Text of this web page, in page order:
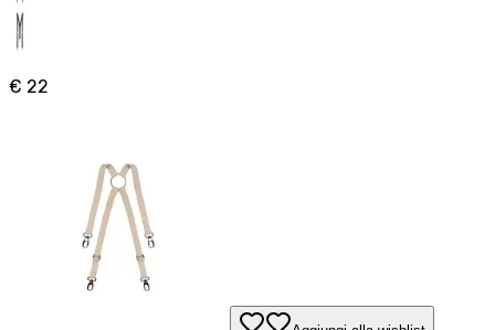
€ 22